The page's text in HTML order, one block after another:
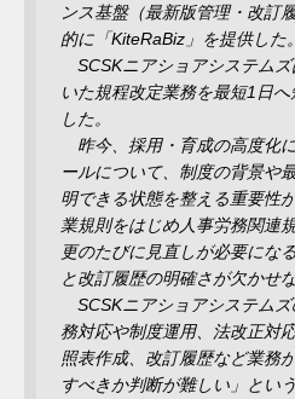
ンス基盤（最新版管理・改訂
的に「KiteRaBiz」を提供した。
SCSKニアショアシステム
いた規程改定業務を最短1日
した。
昨今、採用・育成の高度化
ールについて、制度の背景や
明できる状態を整える重要性
業規則をはじめ人事労務関連
更のたびに見直しが必要にな
と改訂履歴の明確さが欠かせな
SCSKニアショアシステム
務対応や制度運用、法改正対
照表作成、改訂履歴など業務
すべきか判断が難しい」とい